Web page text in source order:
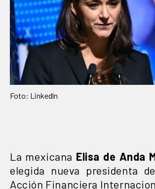
Foto: Linkedln
La mexicana Elisa de Anda
elegida nueva presidenta
Acción Financiera